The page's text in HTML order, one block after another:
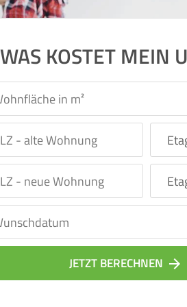
WAS KOSTET MEIN
JETZT BERECHNEN arrow_forward